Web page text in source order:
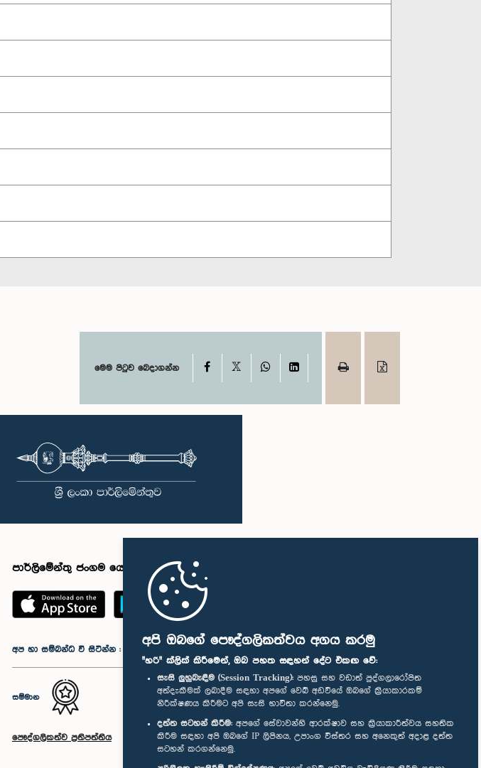
අපි ඔබගේ පෞද්ගලිකත්වය අගය කරමු
"හරි" ක්ලික් කිරීමෙන්, ඔබ පහත සඳහන් දේට එකඟ වේ:
සැසි ලුහුබැඳීම (Session Tracking): පහසු සහ වඩාත් පුද්ගලාරෝපිත
අත්දැකීමක් ලබාදීම සඳහා අපගේ වෙබ් අඩවියේ ඔබගේ ක්‍රියාකාරකම්
නිරීක්ෂණය කිරීමට අපි සැසි භාවිතා කරන්නෙමු.
දත්ත සටහන් කිරීම: අපගේ සේවාවන්හි ආරක්ෂාව සහ ක්‍රියාකාරීත්වය සහතික
කිරීම සඳහා අපි ඔබගේ IP ලිපිනය, උපාංග විස්තර සහ අනෙකුත් අදාළ දත්ත
සටහන් කරගන්නෙමු.
මෙම පිටුව බෙදාගන්න Facebook WhatsAppLinkedIn
පාර්ලිමේන්තු ජංගම යෙදුම
අප හා සම්බන්ධ වී සිටින්න :
සම්මාන
පෞද්ගලිකත්ව ප්‍රතිපත්තිය